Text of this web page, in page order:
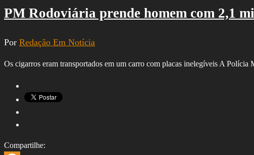
PM Rodoviária prende homem com 2,1
Por Redação Em Notícia
Os cigarros eram transportados em um carro com placas inelegíveis A
Compartilhe: